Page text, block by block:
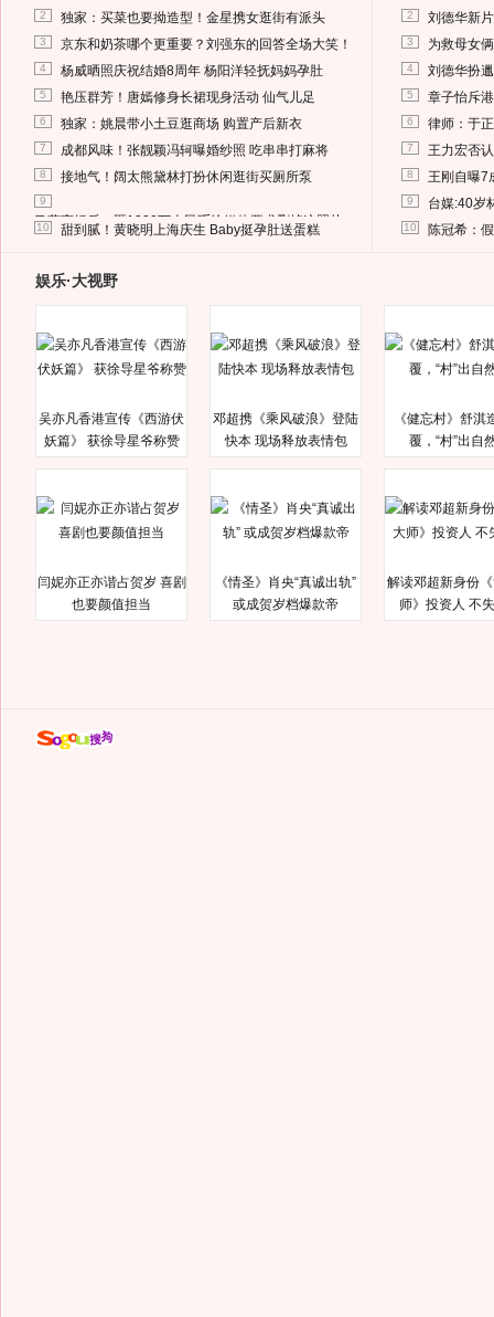
2 独家：买菜也要拗造型！金星携女逛街有派头
3 京东和奶茶哪个更重要？刘强东的回答全场大笑！
4 杨威晒照庆祝结婚8周年 杨阳洋轻抚妈妈孕肚
5 艳压群芳！唐嫣修身长裙现身活动 仙气儿足
6 独家：姚晨带小土豆逛商场 购置产后新衣
7 成都风味！张靓颖冯轲曝婚纱照 吃串串打麻将
8 接地气！阔太熊黛林打扮休闲逛街买厕所泵
9
马蓉离婚后，砸1000万人民币给媒体要求删掉这照片
10 甜到腻！黄晓明上海庆生 Baby挺孕肚送蛋糕
2 刘德华新
3 为救母女
4 刘德华扮
5 章子怡斥
6 律师：于
7 王力宏否
8 王刚自曝7
9 台媒:40岁
10 陈冠希：
娱乐·大视野
吴亦凡香港宣传《西游伏
妖篇》 获徐导星爷称赞
邓超携《乘风破浪》登陆
快本 现场释放表情包
《健忘村》舒淇
覆，“村”出自
闫妮亦正亦谐占贺岁 喜剧
也要颜值担当
《情圣》肖央“真诚出轨”
或成贺岁档爆款帝
解读邓超新身份
师》投资人 不